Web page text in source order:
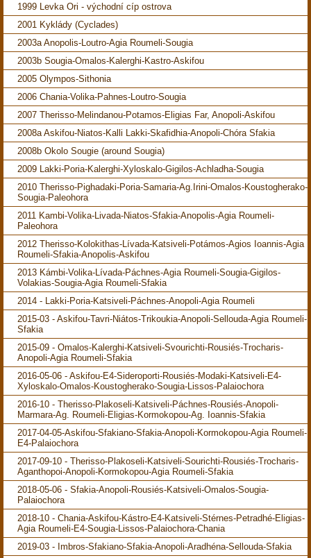
1999 Levka Ori - východní cíp ostrova
2001 Kyklády (Cyclades)
2003a Anopolis-Loutro-Agia Roumeli-Sougia
2003b Sougia-Omalos-Kalerghi-Kastro-Askifou
2005 Olympos-Sithonia
2006 Chania-Volika-Pahnes-Loutro-Sougia
2007 Therisso-Melindanou-Potamos-Eligias Far, Anopoli-Askifou
2008a Askifou-Niatos-Kalli Lakki-Skafidhia-Anopoli-Chóra Sfakia
2008b Okolo Sougie (around Sougia)
2009 Lakki-Poria-Kalerghi-Xyloskalo-Gigilos-Achladha-Sougia
2010 Therisso-Pighadaki-Poria-Samaria-Ag.Irini-Omalos-Koustogherako-
Sougia-Paleohora
2011 Kambi-Volika-Livada-Niatos-Sfakia-Anopolis-Agia Roumeli-
Paleohora
2012 Therisso-Kolokithas-Lívada-Katsiveli-Potámos-Agios Ioannis-Agia
Roumeli-Sfakia-Anopolis-Askifou
2013 Kámbi-Volika-Lívada-Páchnes-Agia Roumeli-Sougia-Gigilos-
Volakias-Sougia-Agia Roumeli-Sfakia
2014 - Lakki-Poria-Katsiveli-Páchnes-Anopoli-Agia Roumeli
2015-03 - Askifou-Tavri-Niátos-Trikoukia-Anopoli-Sellouda-Agia Roumeli-
Sfakia
2015-09 - Omalos-Kalerghi-Katsiveli-Svourichti-Rousiés-Trocharis-
Anopoli-Agia Roumeli-Sfakia
2016-05-06 - Askifou-E4-Sideroporti-Rousiés-Modaki-Katsiveli-E4-
Xyloskalo-Omalos-Koustogherako-Sougia-Lissos-Palaiochora
2016-10 - Therisso-Plakoseli-Katsiveli-Páchnes-Rousiés-Anopoli-
Marmara-Ag. Roumeli-Eligias-Kormokopou-Ag. Ioannis-Sfakia
2017-04-05-Askifou-Sfakiano-Sfakia-Anopoli-Kormokopou-Agia Roumeli-
E4-Palaiochora
2017-09-10 - Therisso-Plakoseli-Katsiveli-Sourichti-Rousiés-Trocharis-
Aganthopoi-Anopoli-Kormokopou-Agia Roumeli-Sfakia
2018-05-06 - Sfakia-Anopoli-Rousiés-Katsiveli-Omalos-Sougia-
Palaiochora
2018-10 - Chania-Askifou-Kástro-E4-Katsiveli-Stérnes-Petradhé-Eligias-
Agia Roumeli-E4-Sougia-Lissos-Palaiochora-Chania
2019-03 - Imbros-Sfakiano-Sfakia-Anopoli-Aradhéna-Sellouda-Sfakia